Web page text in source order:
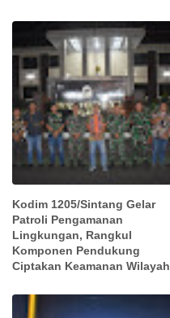
Kodim 1205/Sintang Gelar
Patroli Pengamanan
Lingkungan, Rangkul
Komponen Pendukung
Ciptakan Keamanan Wilayah